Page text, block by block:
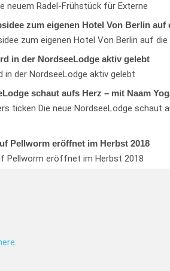
neuem Radel-Frühstück für Externe
zum eigenen Hotel Von Berlin
zum eigenen Hotel Von Berlin auf
in der NordseeLodge aktiv gelebt
in der NordseeLodge aktiv gelebt
schaut aufs Herz – mit Naam
ticken Die neue NordseeLodge schaut
Pellworm eröffnet im Herbst 2018
Pellworm eröffnet im Herbst 2018
.